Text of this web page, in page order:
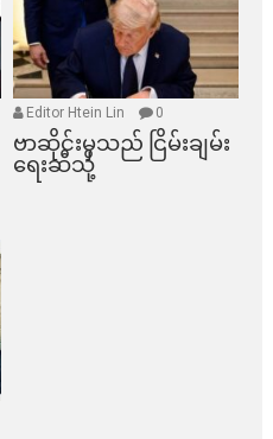
Editor Htein Lin 0
ဗာဆိုင်းမှသည် ငြိမ်းချမ်း
ရေးဆီသို့